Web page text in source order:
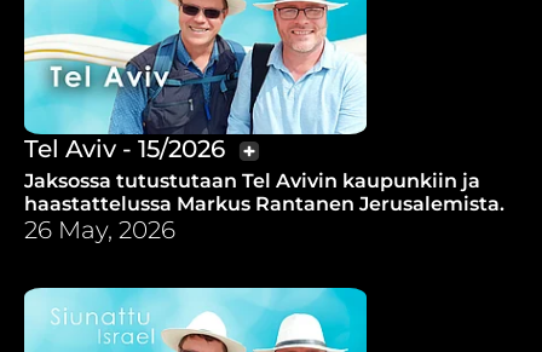
Tel Aviv - 15/2026
Jaksossa tutustutaan Tel Avivin kaupunkiin ja
haastattelussa Markus Rantanen Jerusalemista.
26 May, 2026